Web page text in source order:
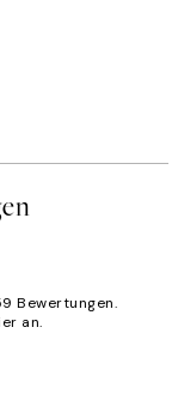
Bewertungen.
an.